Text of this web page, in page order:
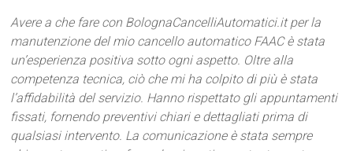
Avere a che fare con BolognaCancelliAutomatici.it per la
manutenzione del mio cancello automatico FAAC è stata
un’esperienza positiva sotto ogni aspetto. Oltre alla
competenza tecnica, ciò che mi ha colpito di più è stata
l’affidabilità del servizio. Hanno rispettato gli appuntamenti
fissati, fornendo preventivi chiari e dettagliati prima di
qualsiasi intervento. La comunicazione è stata sempre